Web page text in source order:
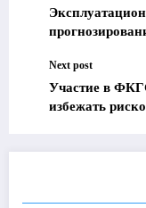
Next post
Участие в
избежать